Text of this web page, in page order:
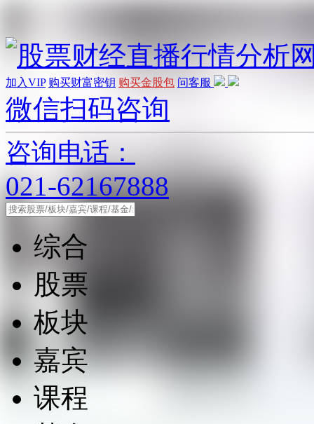
加入VIP 购买财富密钥 购买金股包 问客服
微信扫码咨询
咨询电话：
021-62167888
综合
股票
板块
嘉宾
课程